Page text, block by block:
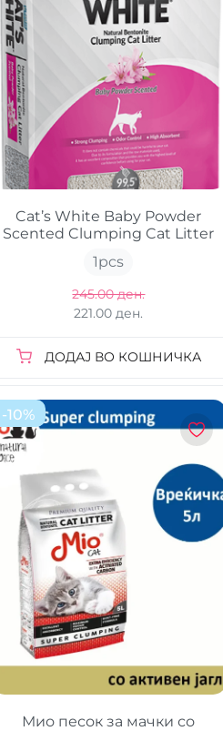
Cat’s White Baby Powder
Scented Clumping Cat Litter
1pcs
245.00 ден.
221.00 ден.
ДОДАЈ ВО КОШНИЧКА
-10%
Мио песок за мачки со